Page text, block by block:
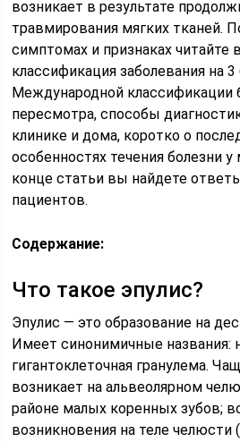
возникает в результате
травмирования мягких тканей.
симптомах и признаках читайте
классификация заболевания на
Международной классификации
пересмотра, способы
клинике и дома, коротко о
особенностях течения болезни
конце статьи вы найдете
пациентов.
Содержание:
Что такое эпулис?
Эпулис — это образование на
Имеет синонимичные названия:
гигантоклеточная гранулема.
возникает на альвеолярном
районе малых коренных зубов;
возникновения на теле челюсти